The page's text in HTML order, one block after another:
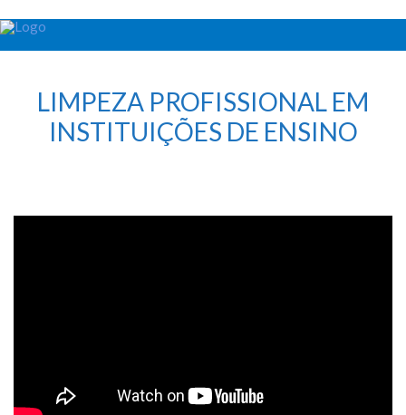
LIMPEZA PROFISSIONAL EM
INSTITUIÇÕES DE ENSINO